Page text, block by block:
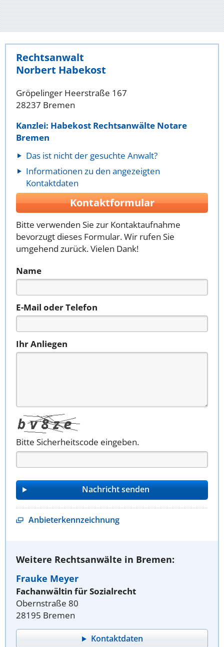
Rechtsanwalt
Norbert Habekost
Gröpelinger Heerstraße 167
28237 Bremen
Kanzlei: Habekost Rechtsanwälte Notare
Bremen
Das ist nicht der gesuchte Anwalt?
Informationen zu den angezeigten
Kontaktdaten
Kontaktformular
Bitte verwenden Sie zur Kontaktaufnahme
bevorzugt dieses Formular. Wir rufen Sie
umgehend zurück. Vielen Dank!
Name
E-Mail oder Telefon
Ihr Anliegen
Bitte Sicherheitscode eingeben.
Anbieterkennzeichnung
Weitere Rechtsanwälte in Bremen:
Frauke Meyer
Fachanwältin für Sozialrecht
Obernstraße 80
28195 Bremen
Kontaktdaten